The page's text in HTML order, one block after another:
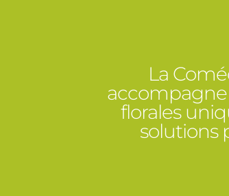
La
accompagne
florales
solutions